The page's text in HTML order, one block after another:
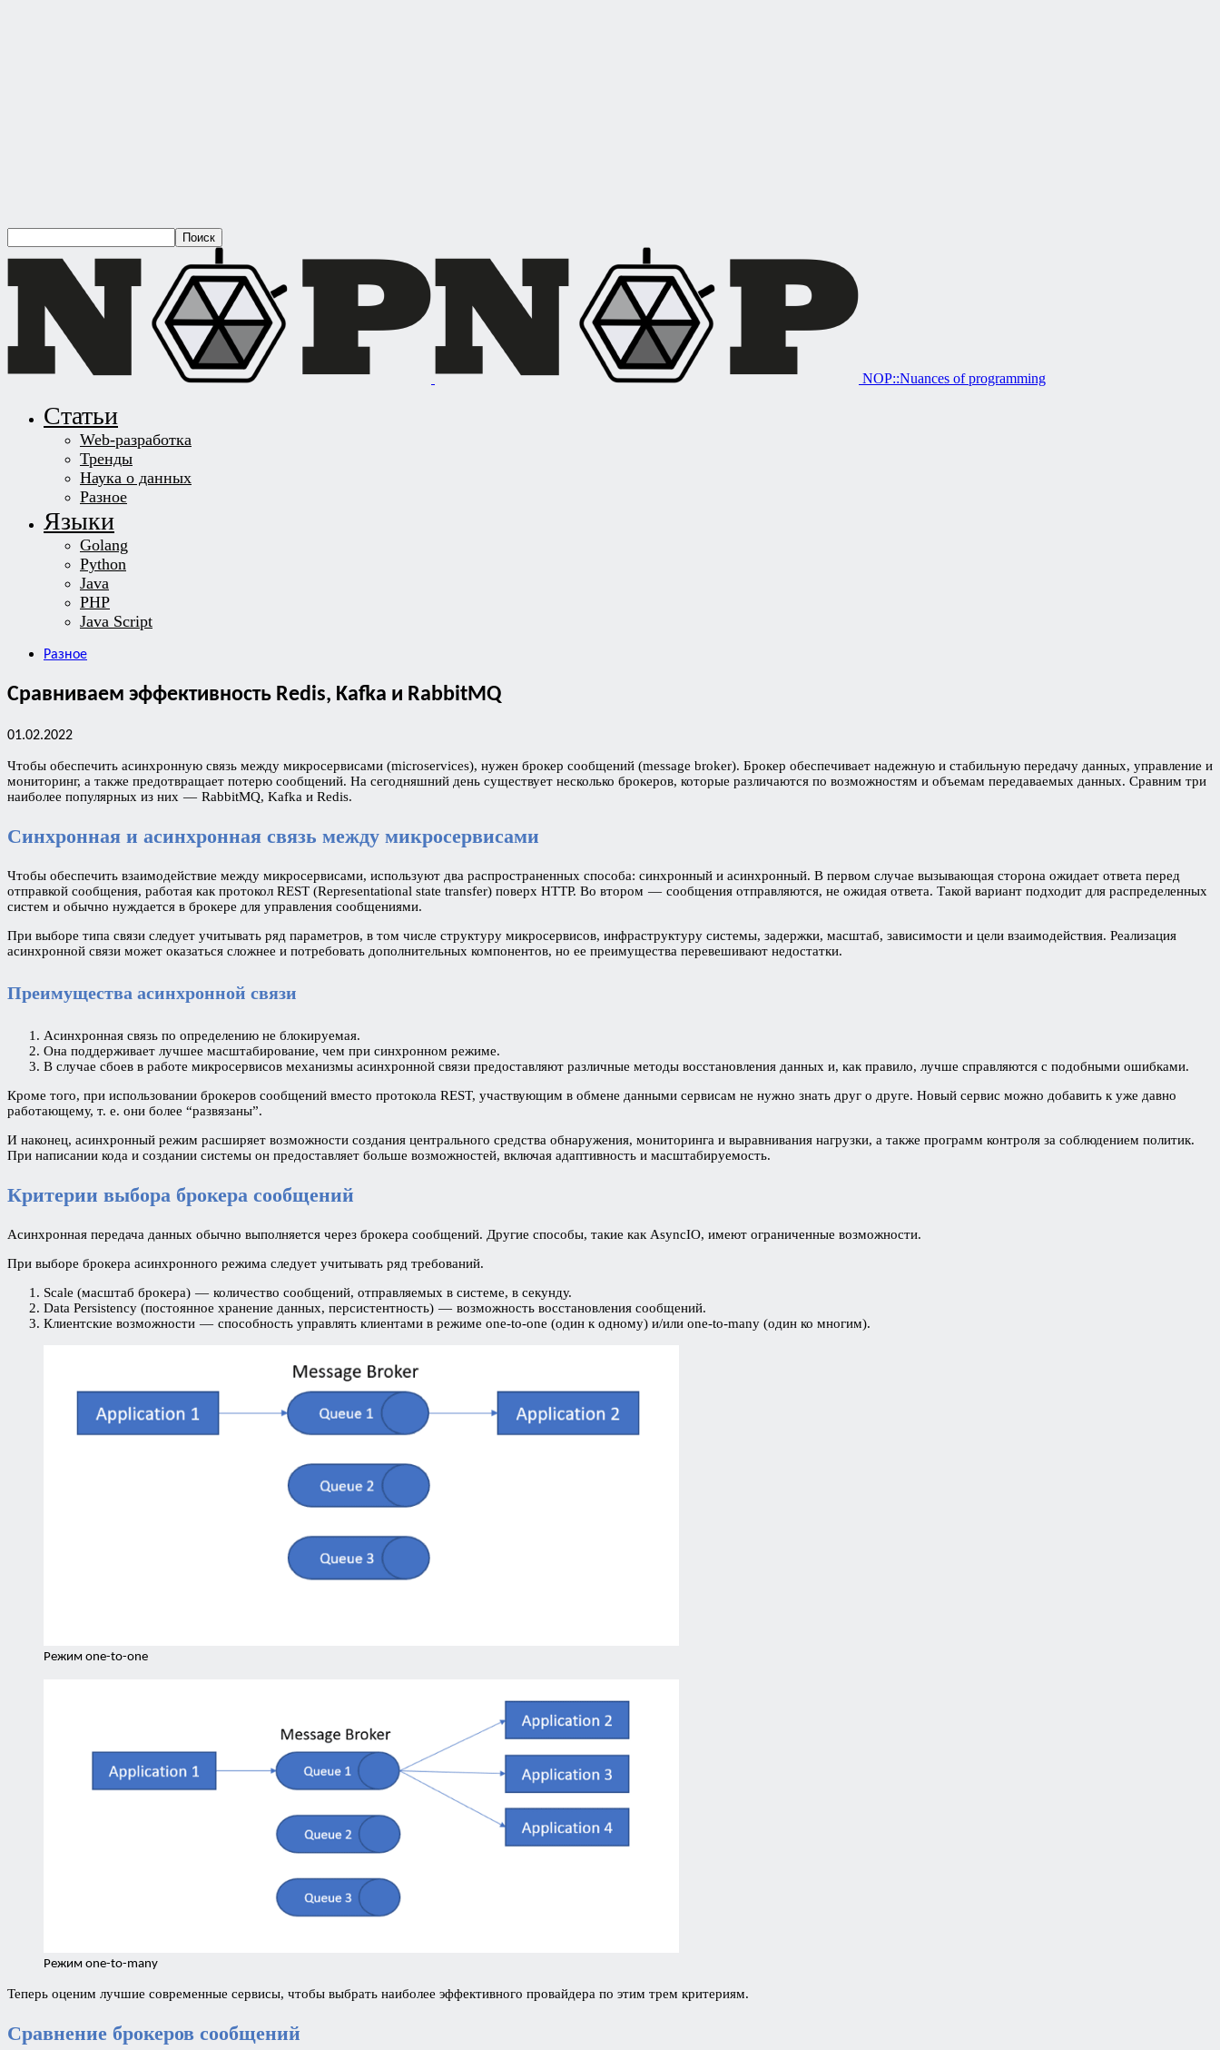
NOP::Nuances of programming
Статьи
Web-разработка
Тренды
Наука о данных
Разное
Языки
Golang
Python
Java
PHP
Java Script
Разное
Сравниваем эффективность Redis, Kafka и RabbitMQ
01.02.2022
Чтобы обеспечить асинхронную связь между микросервисами (microservices), нужен брокер сообщений (message broker). Брокер обеспечивает надежную и стабильную передачу данных, управление и
мониторинг, а также предотвращает потерю сообщений. На сегодняшний день существует несколько брокеров, которые различаются по возможностям и объемам передаваемых данных. Сравним три
наиболее популярных из них — RabbitMQ, Kafka и Redis.
Синхронная и асинхронная связь между микросервисами
Чтобы обеспечить взаимодействие между микросервисами, используют два распространенных способа: синхронный и асинхронный. В первом случае вызывающая сторона ожидает ответа перед
отправкой сообщения, работая как протокол REST (Representational state transfer) поверх HTTP. Во втором — сообщения отправляются, не ожидая ответа. Такой вариант подходит для распределенных
систем и обычно нуждается в брокере для управления сообщениями.
При выборе типа связи следует учитывать ряд параметров, в том числе структуру микросервисов, инфраструктуру системы, задержки, масштаб, зависимости и цели взаимодействия. Реализация
асинхронной связи может оказаться сложнее и потребовать дополнительных компонентов, но ее преимущества перевешивают недостатки.
Преимущества асинхронной связи
Асинхронная связь по определению не блокируемая.
Она поддерживает лучшее масштабирование, чем при синхронном режиме.
В случае сбоев в работе микросервисов механизмы асинхронной связи предоставляют различные методы восстановления данных и, как правило, лучше справляются с подобными ошибками.
Кроме того, при использовании брокеров сообщений вместо протокола REST, участвующим в обмене данными сервисам не нужно знать друг о друге. Новый сервис можно добавить к уже давно
работающему, т. е. они более “развязаны”.
И наконец, асинхронный режим расширяет возможности создания центрального средства обнаружения, мониторинга и выравнивания нагрузки, а также программ контроля за соблюдением политик.
При написании кода и создании системы он предоставляет больше возможностей, включая адаптивность и масштабируемость.
Критерии выбора брокера сообщений
Асинхронная передача данных обычно выполняется через брокера сообщений. Другие способы, такие как AsyncIO, имеют ограниченные возможности.
При выборе брокера асинхронного режима следует учитывать ряд требований.
Scale (масштаб брокера) — количество сообщений, отправляемых в системе, в секунду.
Data Persistency (постоянное хранение данных, персистентность) — возможность восстановления сообщений.
Клиентские возможности — способность управлять клиентами в режиме one-to-one (один к одному) и/или one-to-many (один ко многим).
Режим one-to-one
Режим one-to-many
Теперь оценим лучшие современные сервисы, чтобы выбрать наиболее эффективного провайдера по этим трем критериям.
Сравнение брокеров сообщений